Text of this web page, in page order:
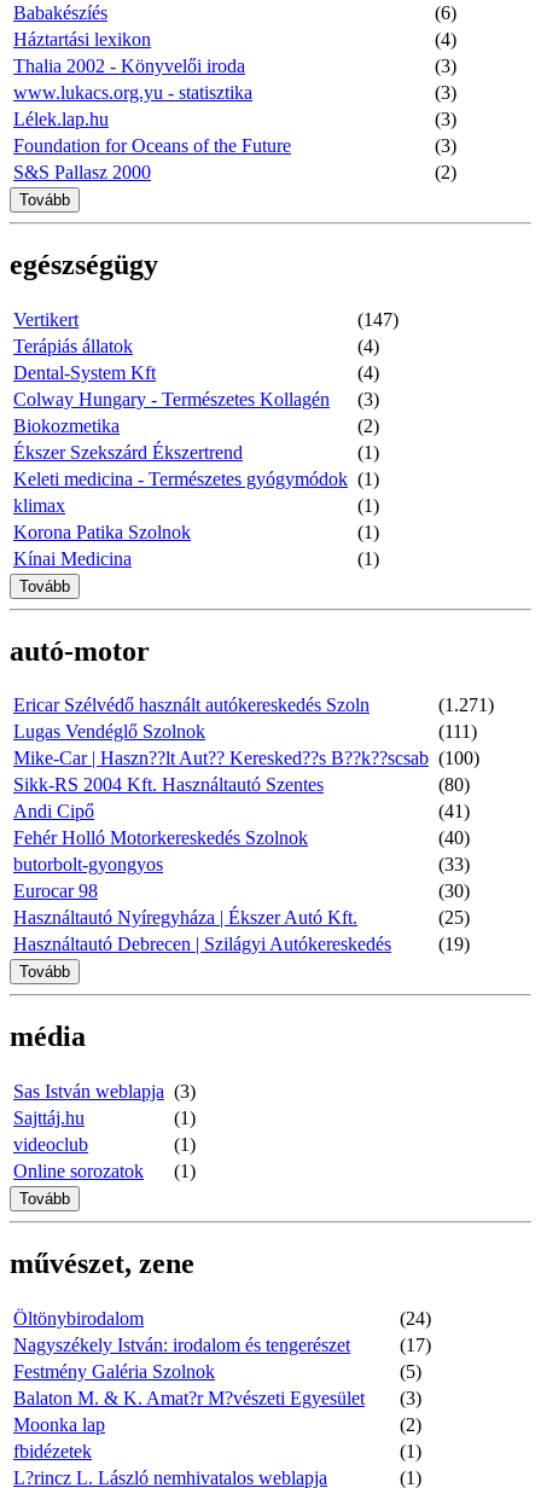
Babakészíés
(6)
Háztartási lexikon
(4)
Thalia 2002 - Könyvelői iroda
(3)
www.lukacs.org.yu - statisztika
(3)
Lélek.lap.hu
(3)
Foundation for Oceans of the Future
(3)
S&S Pallasz 2000
(2)
Tovább
egészségügy
Vertikert
(147)
Terápiás állatok
(4)
Dental-System Kft
(4)
Colway Hungary - Természetes Kollagén
(3)
Biokozmetika
(2)
Ékszer Szekszárd Ékszertrend
(1)
Keleti medicina - Természetes gyógymódok (1)
klimax
(1)
Korona Patika Szolnok
(1)
Kínai Medicina
(1)
Tovább
autó-motor
Ericar Szélvédő használt autókereskedés Szoln
(1.271)
Lugas Vendéglő Szolnok
(111)
Mike-Car | Haszn??lt Aut?? Keresked??s B??k??scsab (100)
Sikk-RS 2004 Kft. Használtautó Szentes
(80)
Andi Cipő
(41)
Fehér Holló Motorkereskedés Szolnok
(40)
butorbolt-gyongyos
(33)
Eurocar 98
(30)
Használtautó Nyíregyháza | Ékszer Autó Kft.
(25)
Használtautó Debrecen | Szilágyi Autókereskedés
(19)
Tovább
média
Sas István weblapja (3)
Sajttáj.hu
(1)
videoclub
(1)
Online sorozatok
(1)
Tovább
művészet, zene
Öltönybirodalom
(24)
Nagyszékely István: irodalom és tengerészet
(17)
Festmény Galéria Szolnok
(5)
Balaton M. & K. Amat?r M?vészeti Egyesület
(3)
Moonka lap
(2)
fbidézetek
(1)
L?rincz L. László nemhivatalos weblapja
(1)